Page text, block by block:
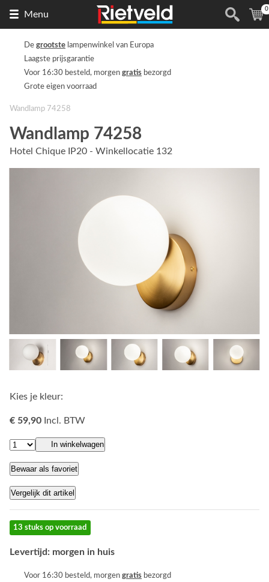
Menu
de
(
0
De grootste lampenwinkel van Europa
Laagste prijsgarantie
Voor 16:30 besteld, morgen gratis bezorgd
Grote eigen voorraad
Wandlamp 74258
Wandlamp 74258
Hotel Chique IP20 - Winkellocatie 132
Kies je kleur:
€ 59,90 Incl. BTW
In winkelwagen
Bewaar als favoriet
Vergelijk dit artikel
13 stuks op voorraad
Levertijd: morgen in huis
Voor 16:30 besteld, morgen gratis bezorgd